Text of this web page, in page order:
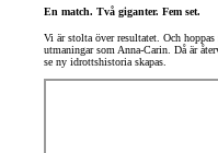
En match. Två giganter. Fem set.
Vi är stolta över resultatet. Och
utmaningar som Anna-Carin. Då är
se ny idrottshistoria skapas.